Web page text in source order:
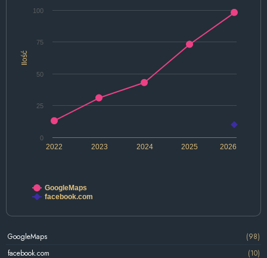
Ilość
2022 2024 2026
2023 2025
0
100
25
50
75
GoogleMaps
facebook.com
GoogleMaps
(98)
facebook.com
(10)